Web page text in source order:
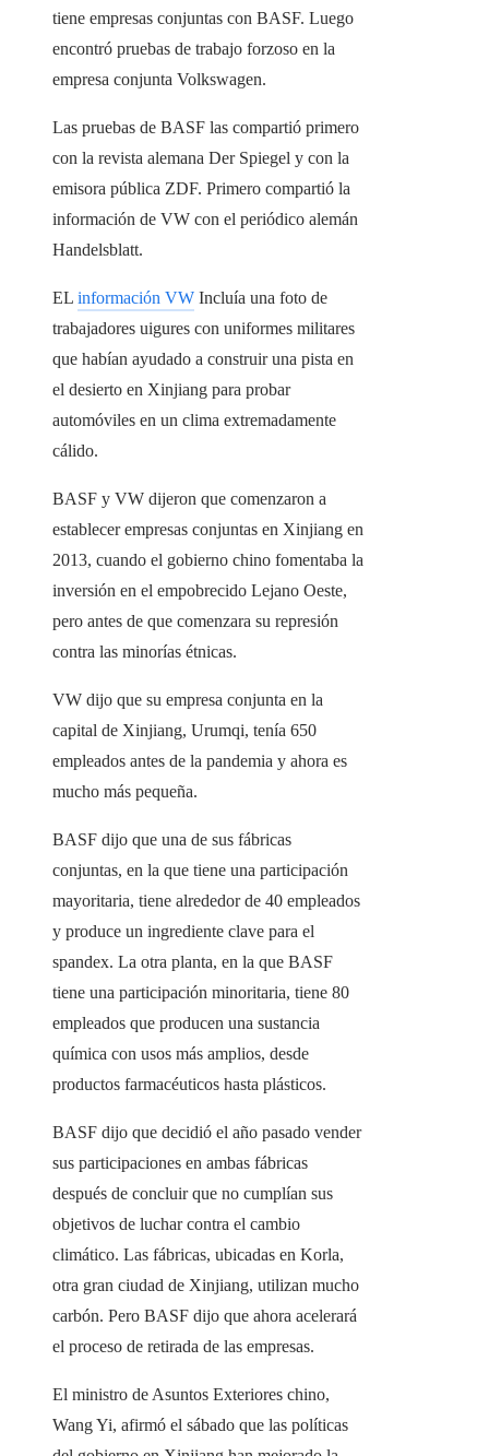
tiene empresas conjuntas con BASF. Luego
encontró pruebas de trabajo forzoso en la
empresa conjunta Volkswagen.
Las pruebas de BASF las compartió primero
con la revista alemana Der Spiegel y con la
emisora ​​pública ZDF. Primero compartió la
información de VW con el periódico alemán
Handelsblatt.
EL información VW Incluía una foto de
trabajadores uigures con uniformes militares
que habían ayudado a construir una pista en
el desierto en Xinjiang para probar
automóviles en un clima extremadamente
cálido.
BASF y VW dijeron que comenzaron a
establecer empresas conjuntas en Xinjiang en
2013, cuando el gobierno chino fomentaba la
inversión en el empobrecido Lejano Oeste,
pero antes de que comenzara su represión
contra las minorías étnicas.
VW dijo que su empresa conjunta en la
capital de Xinjiang, Urumqi, tenía 650
empleados antes de la pandemia y ahora es
mucho más pequeña.
BASF dijo que una de sus fábricas
conjuntas, en la que tiene una participación
mayoritaria, tiene alrededor de 40 empleados
y produce un ingrediente clave para el
spandex. La otra planta, en la que BASF
tiene una participación minoritaria, tiene 80
empleados que producen una sustancia
química con usos más amplios, desde
productos farmacéuticos hasta plásticos.
BASF dijo que decidió el año pasado vender
sus participaciones en ambas fábricas
después de concluir que no cumplían sus
objetivos de luchar contra el cambio
climático. Las fábricas, ubicadas en Korla,
otra gran ciudad de Xinjiang, utilizan mucho
carbón. Pero BASF dijo que ahora acelerará
el proceso de retirada de las empresas.
El ministro de Asuntos Exteriores chino,
Wang Yi, afirmó el sábado que las políticas